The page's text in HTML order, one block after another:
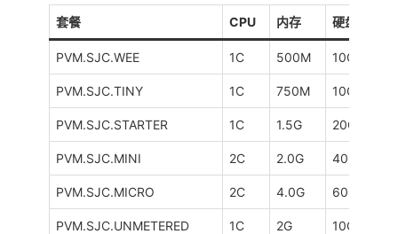
套餐 CPU 内存 硬盘
PVM.SJC.WEE 1C 500M 10G SSD
PVM.SJC.TINY 1C 750M 10G SSD
PVM.SJC.STARTER 1C 1.5G 20G SSD
PVM.SJC.MINI 2C 2.0G 40G SSD
PVM.SJC.MICRO 2C 4.0G 60G SSD
PVM.SJC.UNMETERED 1C 2G 10GSSD